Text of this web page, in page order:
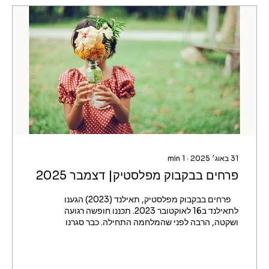
31 באוג׳ 2025 ∙
1
min
פרחים בבקבוק מפלסטיק| דצמבר 2025
⁨ ⁨ ⁨ ⁨ פרחים בבקבוק מפלסטיק, תאילנד (2023) הגענו
לתאילנד ב16 לאוקטובר 2023. תכננו חופשה רגועה
ושקטה, הרבה לפני שהמלחמה התחילה. כבר סגרנו